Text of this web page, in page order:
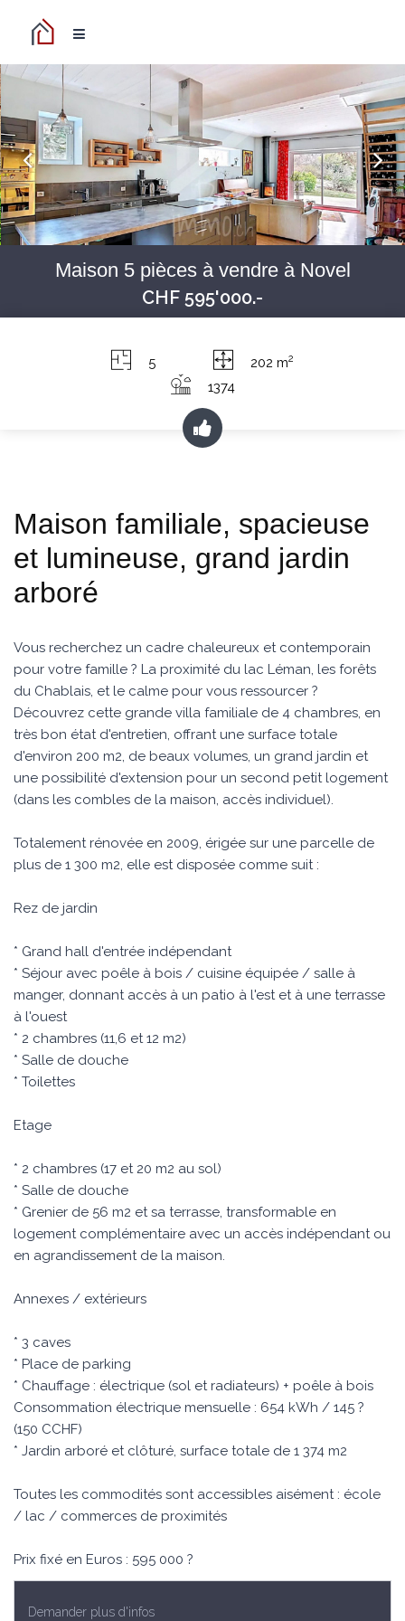
Maison 5 pièces à vendre à Novel
CHF 595'000.-
5 202 m2
1374
Maison familiale, spacieuse
et lumineuse, grand jardin
arboré
Vous recherchez un cadre chaleureux et contemporain
pour votre famille ? La proximité du lac Léman, les forêts
du Chablais, et le calme pour vous ressourcer ?
Découvrez cette grande villa familiale de 4 chambres, en
très bon état d'entretien, offrant une surface totale
d'environ 200 m2, de beaux volumes, un grand jardin et
une possibilité d'extension pour un second petit logement
(dans les combles de la maison, accès individuel).
Totalement rénovée en 2009, érigée sur une parcelle de
plus de 1 300 m2, elle est disposée comme suit :
Rez de jardin
* Grand hall d'entrée indépendant
* Séjour avec poêle à bois / cuisine équipée / salle à
manger, donnant accès à un patio à l'est et à une terrasse
à l'ouest
* 2 chambres (11,6 et 12 m2)
* Salle de douche
* Toilettes
Etage
* 2 chambres (17 et 20 m2 au sol)
* Salle de douche
* Grenier de 56 m2 et sa terrasse, transformable en
logement complémentaire avec un accès indépendant ou
en agrandissement de la maison.
Annexes / extérieurs
* 3 caves
* Place de parking
* Chauffage : électrique (sol et radiateurs) + poêle à bois
Consommation électrique mensuelle : 654 kWh / 145 ?
(150 CCHF)
* Jardin arboré et clôturé, surface totale de 1 374 m2
Toutes les commodités sont accessibles aisément : école
/ lac / commerces de proximités
Prix fixé en Euros : 595 000 ?
Demander plus d'infos